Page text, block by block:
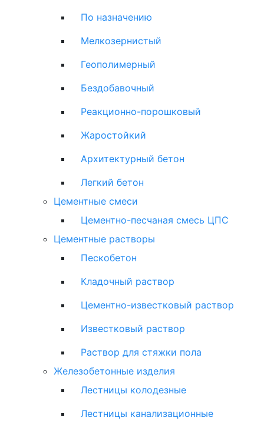
По назначению
Мелкозернистый
Геополимерный
Бездобавочный
Реакционно-порошковый
Жаростойкий
Архитектурный бетон
Легкий бетон
Цементные смеси
Цементно-песчаная смесь ЦПС
Цементные растворы
Пескобетон
Кладочный раствор
Цементно-известковый раствор
Известковый раствор
Раствор для стяжки пола
Железобетонные изделия
Лестницы колодезные
Лестницы канализационные